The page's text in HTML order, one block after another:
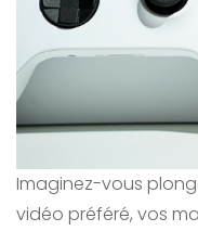
Imaginez-vous
vidéo préféré, vos